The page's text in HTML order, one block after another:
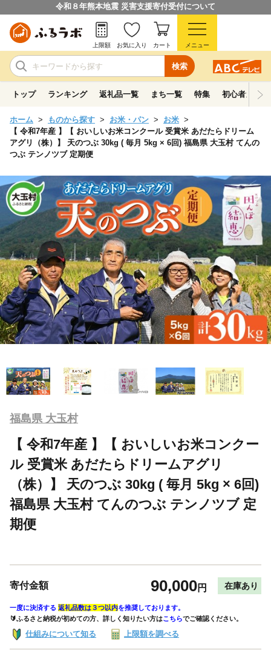
令和８年熊本地震 災害支援寄付受付について
検索
上限額 お気に入り カート メニュー
トップ ランキング 返礼品一覧 まち一覧 特集 初心者ガイド
ホーム ものから探す お米・パン
お米
【 令和7年産 】【 おいしいお米コンクール 受賞米 あだたらドリーム
アグリ（株）】 天のつぶ 30kg ( 毎月 5kg × 6回) 福島県 大玉村 てんの
つぶ テンノツブ 定期便
福島県 大玉村
【 令和7年産 】【 おいしいお米コンクー
ル 受賞米 あだたらドリームアグリ
（株）】 天のつぶ 30kg ( 毎月 5kg × 6回)
福島県 大玉村 てんのつぶ テンノツブ 定
期便
寄付金額 90,000円 在庫あり
一度に決済する 返礼品数は３つ以内を推奨しております。
🔰ふるさと納税が初めての方、詳しく知りたい方はこちらでご確認ください。
仕組みについて知る 上限額を調べる